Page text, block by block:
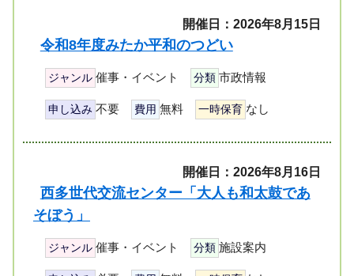
開催日：2026年8月15日
令和8年度みたか平和のつどい
ジャンル 催事・イベント 分類 市政情報
申し込み 不要 費用 無料 一時保育 なし
開催日：2026年8月16日
西多世代交流センター「大人も和太鼓であ
そぼう」
ジャンル 催事・イベント 分類 施設案内